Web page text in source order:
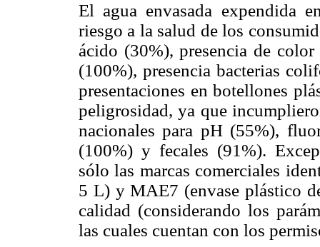
El agua envasada expendida
riesgo a la salud de los
ácido (30%), presencia de
(100%), presencia bacterias
presentaciones en botellones
peligrosidad, ya que
nacionales para pH (55%),
(100%) y fecales (91%).
sólo las marcas comerciales
5 L) y MAE7 (envase plástico
calidad (considerando los
las cuales cuentan con los